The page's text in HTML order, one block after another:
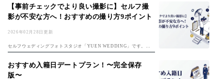
「フォトウェディング費用ガイド」もチェック。 楽しみな反面、 ・ど
んな...
2026年02月28日更新
【事前チェックでより良い撮影に】セルフ撮
影が不安な方へ！おすすめの撮り方9ポイント
セルフウェディングフォトスタジオ「YUEN WEDDING」です。セ
ルフ前撮りのコツは「セルフ前撮り完全ガイド」もご覧ください。 セ
ルフ撮影は自分たちで思い通りの撮影ができる反面、上手く撮れるか
不安な...
おすすめ入籍日デートプラン！〜完全保存
版〜